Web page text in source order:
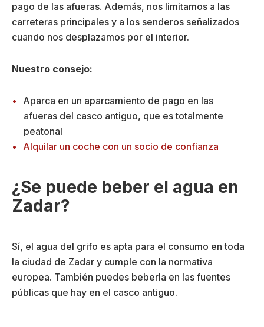
pago de las afueras. Además, nos limitamos a las
carreteras principales y a los senderos señalizados
cuando nos desplazamos por el interior.
Nuestro consejo:
Aparca en un aparcamiento de pago en las
afueras del casco antiguo, que es totalmente
peatonal
Alquilar un coche con un socio de confianza
¿Se puede beber el agua en
Zadar?
Sí, el agua del grifo es apta para el consumo en toda
la ciudad de Zadar y cumple con la normativa
europea. También puedes beberla en las fuentes
públicas que hay en el casco antiguo.